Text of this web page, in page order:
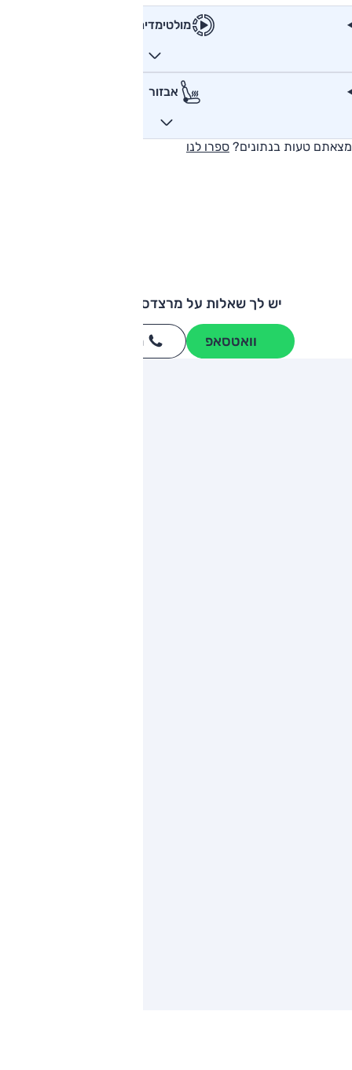
מולטימדיה
אבזור
מצאתם טעות בנתונים? ספרו לנו
יש לך שאלות על מרצדס GLE קופה?
וואטסאפ חייגו
מותגים מתחרים